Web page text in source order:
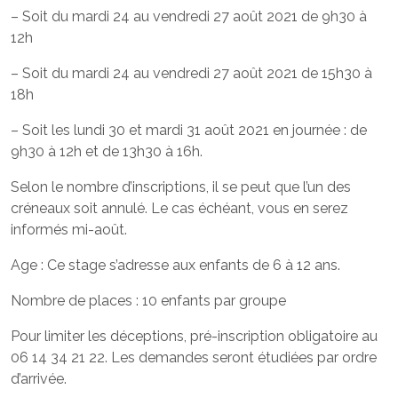
– Soit du mardi 24 au vendredi 27 août 2021 de 9h30 à
12h
– Soit du mardi 24 au vendredi 27 août 2021 de 15h30 à
18h
– Soit les lundi 30 et mardi 31 août 2021 en journée : de
9h30 à 12h et de 13h30 à 16h.
Selon le nombre d’inscriptions, il se peut que l’un des
créneaux soit annulé. Le cas échéant, vous en serez
informés mi-août.
Age : Ce stage s’adresse aux enfants de 6 à 12 ans.
Nombre de places : 10 enfants par groupe
Pour limiter les déceptions, pré-inscription obligatoire au
06 14 34 21 22. Les demandes seront étudiées par ordre
d’arrivée.